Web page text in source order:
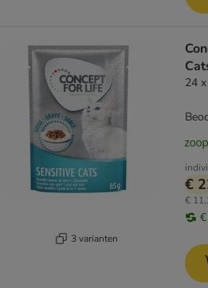
3 varianten
24
€
€